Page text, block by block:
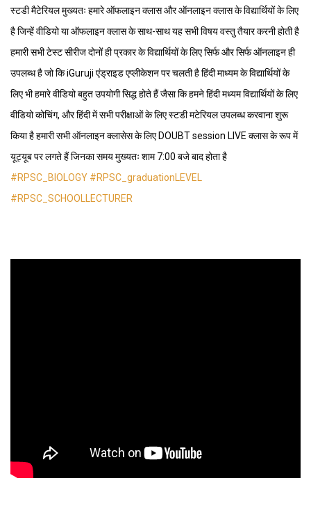
स्टडी मैटेरियल मुख्यतः हमारे ऑफलाइन क्लास और ऑनलाइन क्लास के विद्यार्थियों के लिए
है जिन्हें वीडियो या ऑफलाइन क्लास के साथ-साथ यह सभी विषय वस्तु तैयार करनी होती है
हमारी सभी टेस्ट सीरीज दोनों ही प्रकार के विद्यार्थियों के लिए सिर्फ और सिर्फ ऑनलाइन ही
उपलब्ध है जो कि iGuruji एंड्राइड एप्लीकेशन पर चलती है हिंदी माध्यम के विद्यार्थियों के
लिए भी हमारे वीडियो बहुत उपयोगी सिद्ध होते हैं जैसा कि हमने हिंदी मध्यम विद्यार्थियों के लिए
वीडियो कोचिंग, और हिंदी में सभी परीक्षाओं के लिए स्टडी मटेरियल उपलब्ध करवाना शुरू
किया है हमारी सभी ऑनलाइन क्लासेस के लिए DOUBT session LIVE क्लास के रूप में
यूट्यूब पर लगते हैं जिनका समय मुख्यतः शाम7:00 बजे बाद होता है
#RPSC_BIOLOGY #RPSC_graduationLEVEL
#RPSC_SCHOOLLECTURER